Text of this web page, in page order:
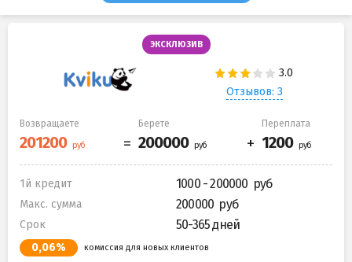
ЭКСКЛЮЗИВ
Отзывов: 3
Возвращаете Берете Переплата
1й кредит 1000 - 200000
Макс. сумма 200000
Срок 50-365 дней
0,06% комиссия для новых клиентов